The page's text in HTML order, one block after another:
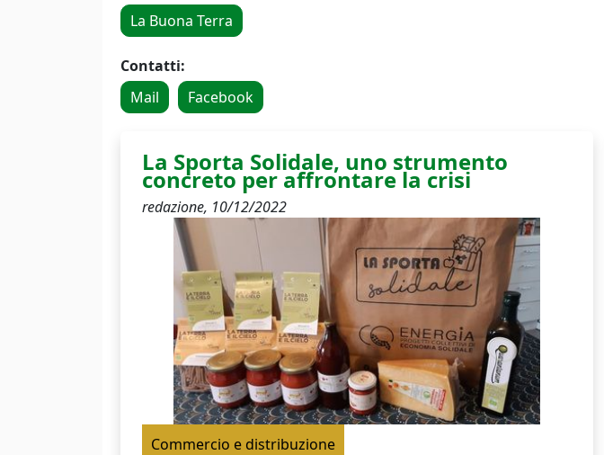
La Buona Terra
Contatti:
Mail
Facebook
La Sporta Solidale, uno strumento
concreto per affrontare la crisi
redazione, 10/12/2022
Commercio e distribuzione